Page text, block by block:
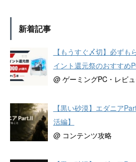
新着記事
【もうすぐ〆切】必ず
イント還元祭のおすすめ
@ ゲーミングPC・レビ
【黒い砂漠】エダニア
活編】
@ コンテンツ攻略